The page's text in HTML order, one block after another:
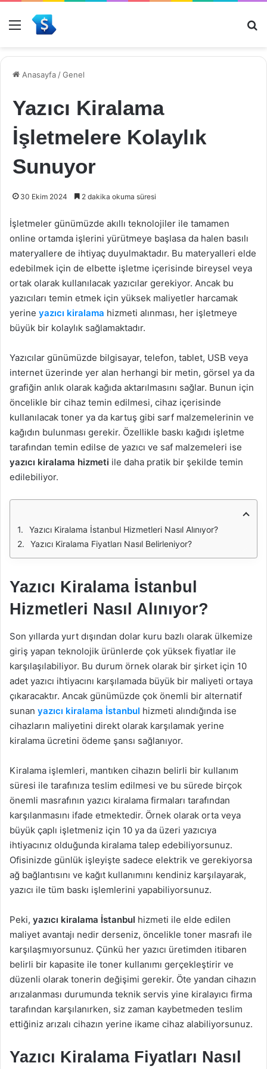
Menü
Anasayfa /Genel
Yazıcı Kiralama
İşletmelere Kolaylık
Sunuyor
30 Ekim 2024 2 dakika okuma süresi
İşletmeler günümüzde akıllı teknolojiler ile tamamen
online ortamda işlerini yürütmeye başlasa da halen basılı
materyallere de ihtiyaç duyulmaktadır. Bu materyalleri elde
edebilmek için de elbette işletme içerisinde bireysel veya
ortak olarak kullanılacak yazıcılar gerekiyor. Ancak bu
yazıcıları temin etmek için yüksek maliyetler harcamak
yerine yazıcı kiralama hizmeti alınması, her işletmeye
büyük bir kolaylık sağlamaktadır.
Yazıcılar günümüzde bilgisayar, telefon, tablet, USB veya
internet üzerinde yer alan herhangi bir metin, görsel ya da
grafiğin anlık olarak kağıda aktarılmasını sağlar. Bunun için
öncelikle bir cihaz temin edilmesi, cihaz içerisinde
kullanılacak toner ya da kartuş gibi sarf malzemelerinin ve
kağıdın bulunması gerekir. Özellikle baskı kağıdı işletme
tarafından temin edilse de yazıcı ve saf malzemeleri ise
yazıcı kiralama hizmeti ile daha pratik bir şekilde temin
edilebiliyor.
Yazıcı Kiralama İstanbul Hizmetleri Nasıl Alınıyor?
Yazıcı Kiralama Fiyatları Nasıl Belirleniyor?
Yazıcı Kiralama İstanbul
Hizmetleri Nasıl Alınıyor?
Son yıllarda yurt dışından dolar kuru bazlı olarak ülkemize
giriş yapan teknolojik ürünlerde çok yüksek fiyatlar ile
karşılaşılabiliyor. Bu durum örnek olarak bir şirket için 10
adet yazıcı ihtiyacını karşılamada büyük bir maliyeti ortaya
çıkaracaktır. Ancak günümüzde çok önemli bir alternatif
sunan yazıcı kiralama İstanbul hizmeti alındığında ise
cihazların maliyetini direkt olarak karşılamak yerine
kiralama ücretini ödeme şansı sağlanıyor.
Kiralama işlemleri, mantıken cihazın belirli bir kullanım
süresi ile tarafınıza teslim edilmesi ve bu sürede birçok
önemli masrafının yazıcı kiralama firmaları tarafından
karşılanmasını ifade etmektedir. Örnek olarak orta veya
büyük çaplı işletmeniz için 10 ya da üzeri yazıcıya
ihtiyacınız olduğunda kiralama talep edebiliyorsunuz.
Ofisinizde günlük işleyişte sadece elektrik ve gerekiyorsa
ağ bağlantısını ve kağıt kullanımını kendiniz karşılayarak,
yazıcı ile tüm baskı işlemlerini yapabiliyorsunuz.
Peki, yazıcı kiralama İstanbul hizmeti ile elde edilen
maliyet avantajı nedir derseniz, öncelikle toner masrafı ile
karşılaşmıyorsunuz. Çünkü her yazıcı üretimden itibaren
belirli bir kapasite ile toner kullanımı gerçekleştirir ve
düzenli olarak tonerin değişimi gerekir. Öte yandan cihazın
arızalanması durumunda teknik servis yine kiralayıcı firma
tarafından karşılanırken, siz zaman kaybetmeden teslim
ettiğiniz arızalı cihazın yerine ikame cihaz alabiliyorsunuz.
Yazıcı Kiralama Fiyatları Nasıl